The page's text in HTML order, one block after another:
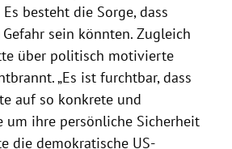
besteht die Sorge, dass
sein könnten. Zugleich
über politisch motivierte
„Es ist furchtbar, dass
auf so konkrete und
um ihre persönliche Sicherheit
die demokratische US-